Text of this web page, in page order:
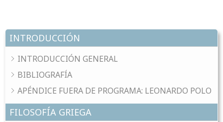
INTRODUCCIÓN
INTRODUCCIÓN GENERAL
BIBLIOGRAFÍA
APÉNDICE FUERA DE PROGRAMA: LEONARDO POLO
FILOSOFÍA GRIEGA